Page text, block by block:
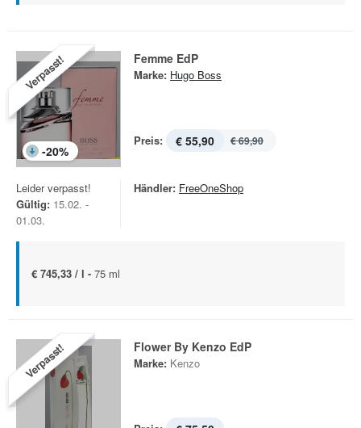
Verpasst!
-20%
Femme EdP
Marke: Hugo Boss
Preis: € 55,90 € 69,90
Leider verpasst!
Gültig: 15.02. -
01.03.
Händler: FreeOneShop
€ 745,33 / l - 75 ml
Verpasst! Flower By Kenzo EdP
Marke: Kenzo